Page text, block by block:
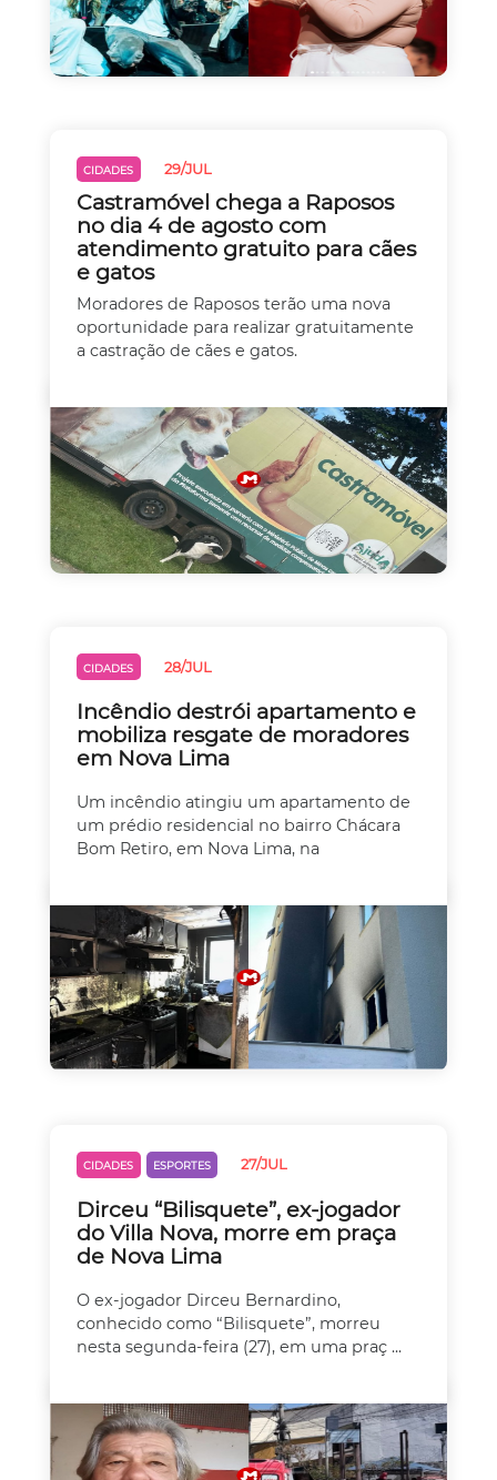
CIDADES 29/JUL
Castramóvel chega a Raposos
no dia 4 de agosto com
atendimento gratuito para cães
e gatos
Moradores de Raposos terão uma nova
oportunidade para realizar gratuitamente
a castração de cães e gatos.
CIDADES 28/JUL
Incêndio destrói apartamento e
mobiliza resgate de moradores
em Nova Lima
Um incêndio atingiu um apartamento de
um prédio residencial no bairro Chácara
Bom Retiro, em Nova Lima, na
CIDADES ESPORTES 27/JUL
Dirceu “Bilisquete”, ex-jogador
do Villa Nova, morre em praça
de Nova Lima
O ex-jogador Dirceu Bernardino,
conhecido como “Bilisquete”, morreu
nesta segunda-feira (27), em uma praç ...